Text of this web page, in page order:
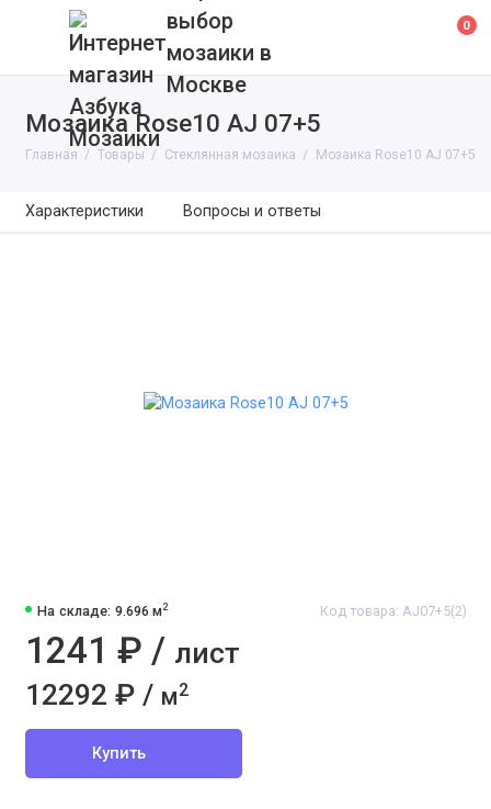
выбор
мозаики в
Москве
0
Мозаика Rose10 AJ 07+5
Главная Товары Cтеклянная мозаика Мозаика Rose10 AJ 07+5
Характеристики Вопросы и ответы
На складе: 9.696 м2 Код товара: AJ07+5(2)
1241 ₽ / лист
12292 ₽ / м2
Купить